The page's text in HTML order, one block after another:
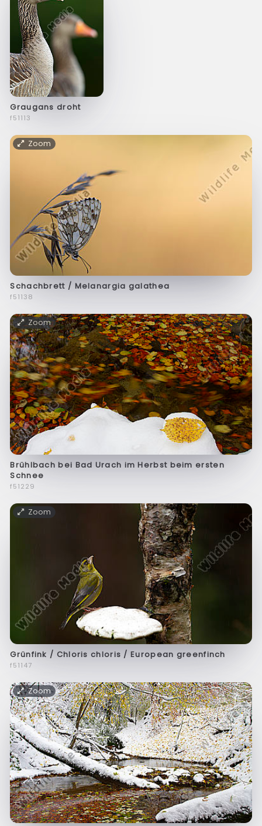
Graugans droht
f51113
Zoom
Schachbrett / Melanargia galathea
f51138
Zoom
Brühlbach bei Bad Urach im Herbst beim ersten
Schnee
f51229
Zoom
Grünfink / Chloris chloris / European greenfinch
f51147
Zoom